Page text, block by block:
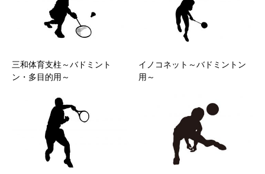
三和体育支柱～バドミント
ン・多目的用～
イノコネット～バドミントン
用～